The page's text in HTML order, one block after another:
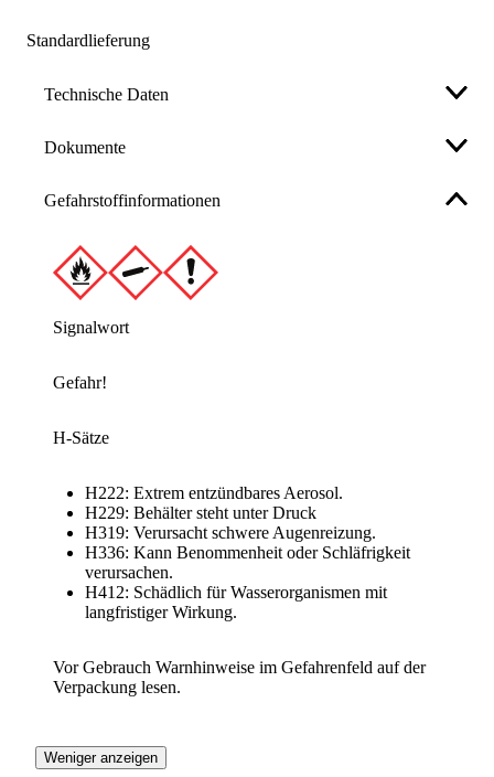
Standardlieferung
Technische Daten
Farbe
Temperatur
Hersteller
Weniger anzeigen
Dokumente
Weniger anzeigen
Gefahrstoffinformationen
Signalwort
Gefahr!
H-Sätze
H222: Extrem entzündbares Aerosol.
H229: Behälter steht unter Druck
H319: Verursacht schwere Augenreizung.
H336: Kann Benommenheit oder Schläfrigkeit
verursachen.
H412: Schädlich für Wasserorganismen mit
langfristiger Wirkung.
Vor Gebrauch Warnhinweise im Gefahrenfeld auf der
Verpackung lesen.
Weniger anzeigen